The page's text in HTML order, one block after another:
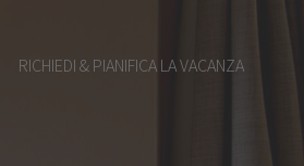
RICHIEDI & PIANIFICA LA VACANZA